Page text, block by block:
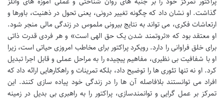
گذاشت. او نشان داد که چگونه تغییر درونی، یعنی تحول در ذهنیت، باورها و
ارتعاشات فکری، می تواند به نتایج بیرونی ملموس در زندگی مالی منجر شود.
او معتقد بود که «ثروتمند شدن یک حق الهی است» و هر فردی قدرت ذاتی
برای خلق فراوانی را دارد. رویکرد پراکتور برای مخاطب امروزی حیاتی است، زیرا
او با شفافیت بی نظیری، مفاهیم پیچیده را به مراحل عملی و قابل اجرا تبدیل
کرد. او نه تنها تئوری ها را توضیح داد، بلکه تمرینات و راهکارهایی ارائه داد که
افراد می توانستند بلافاصله آن ها را در زندگی خود پیاده سازی کنند. این
تمرکز بر عمل گرایی و توانمندسازی، پراکتور را به راهبری بی بدیل در زمینه